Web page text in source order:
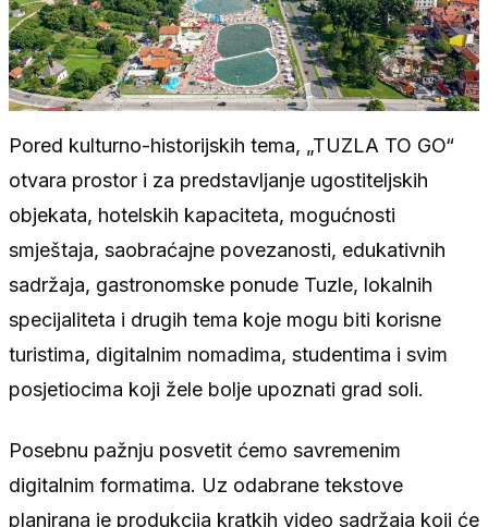
Pored kulturno-historijskih tema, „TUZLA TO GO“
otvara prostor i za predstavljanje ugostiteljskih
objekata, hotelskih kapaciteta, mogućnosti
smještaja, saobraćajne povezanosti, edukativnih
sadržaja, gastronomske ponude Tuzle, lokalnih
specijaliteta i drugih tema koje mogu biti korisne
turistima, digitalnim nomadima, studentima i svim
posjetiocima koji žele bolje upoznati grad soli.
Posebnu pažnju posvetit ćemo savremenim
digitalnim formatima. Uz odabrane tekstove
planirana je produkcija kratkih video sadržaja koji će